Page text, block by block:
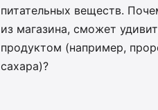
питательных веществ.
из магазина, сможет
продуктом (например,
сахара)?